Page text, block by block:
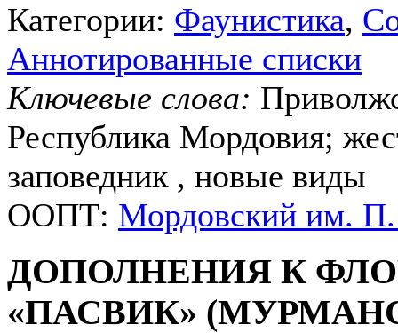
Категории: Фаунистика,
Аннотированные списки
Ключевые слова:
Республика Мордовия;
заповедник , новые виды
ООПТ: Мордовский им.
ДОПОЛНЕНИЯ К
«ПАСВИК»